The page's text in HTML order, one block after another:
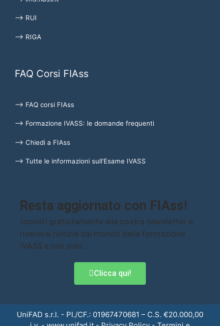
⟶ RUI
⟶ RIGA
FAQ Corsi FIAss
⟶ FAQ corsi FIAss
⟶ Formazione IVASS: le domande frequenti
⟶ Chiedi a FIAss
⟶ Tutte le informazioni sull'Esame IVASS
Resta aggiornato con FIAss!
Iscriviti gratuitamente alla nostra newsletter e
riceverai notizie dal mondo della formazione
IVASS e non solo…
Clicca qui!
UniFAD s.r.l. - PI./CF.: 01967470681 – C.S. €20.000,00